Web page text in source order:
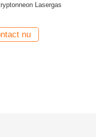
Hoge Zuiverheidsfluor
nu